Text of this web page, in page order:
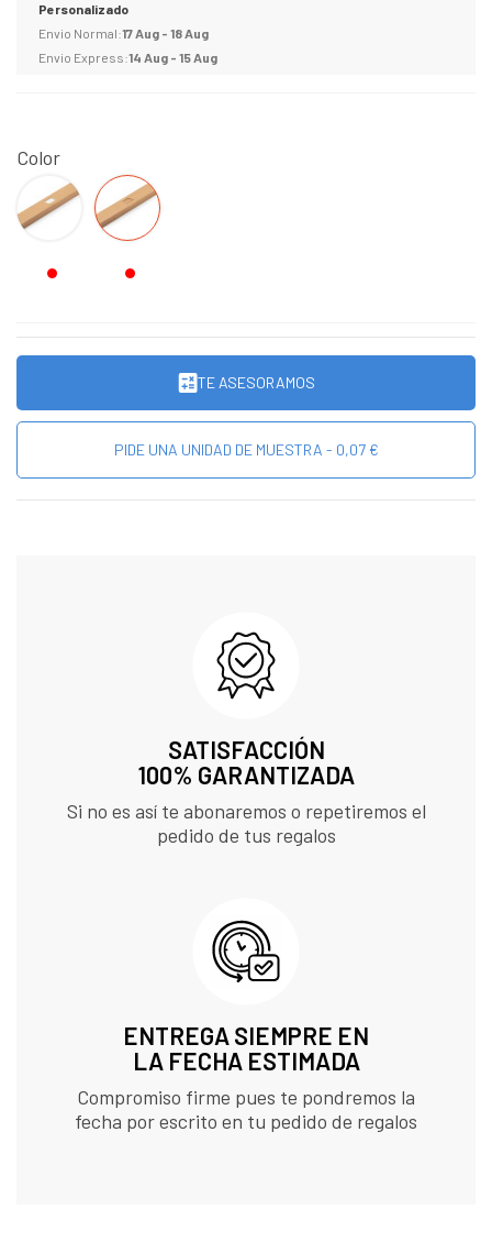
Personalizado
Envio Normal:17 Aug - 18 Aug
Envio Express:14 Aug - 15 Aug
Color
NATURALMARRON
TE ASESORAMOS
PIDE UNA UNIDAD DE MUESTRA - 0,07 €
SATISFACCIÓN
100% GARANTIZADA
Si no es así te abonaremos o repetiremos el
pedido de tus regalos
ENTREGA SIEMPRE EN
LA FECHA ESTIMADA
Compromiso firme pues te pondremos la
fecha por escrito en tu pedido de regalos